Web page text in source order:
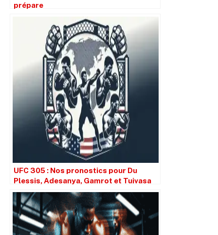
prépare
UFC 305 : Nos pronostics pour Du
Plessis, Adesanya, Gamrot et Tuivasa